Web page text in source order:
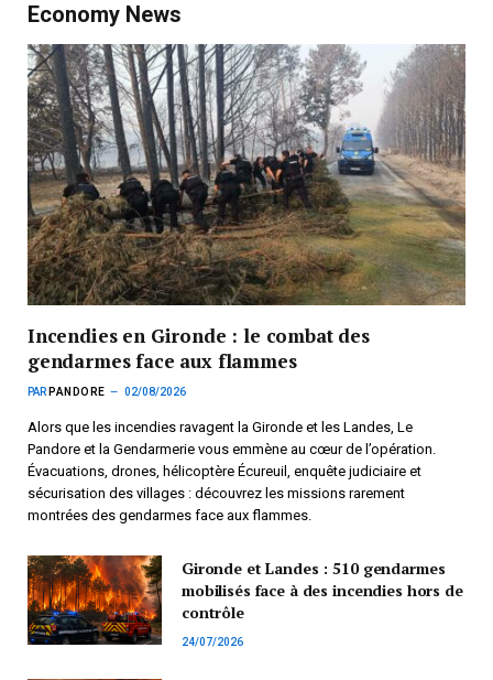
Economy News
Incendies en Gironde : le combat des
gendarmes face aux flammes
PAR PANDORE 02/08/2026
Alors que les incendies ravagent la Gironde et les Landes, Le
Pandore et la Gendarmerie vous emmène au cœur de l’opération.
Évacuations, drones, hélicoptère Écureuil, enquête judiciaire et
sécurisation des villages : découvrez les missions rarement
montrées des gendarmes face aux flammes.
Gironde et Landes : 510 gendarmes
mobilisés face à des incendies hors de
contrôle
24/07/2026